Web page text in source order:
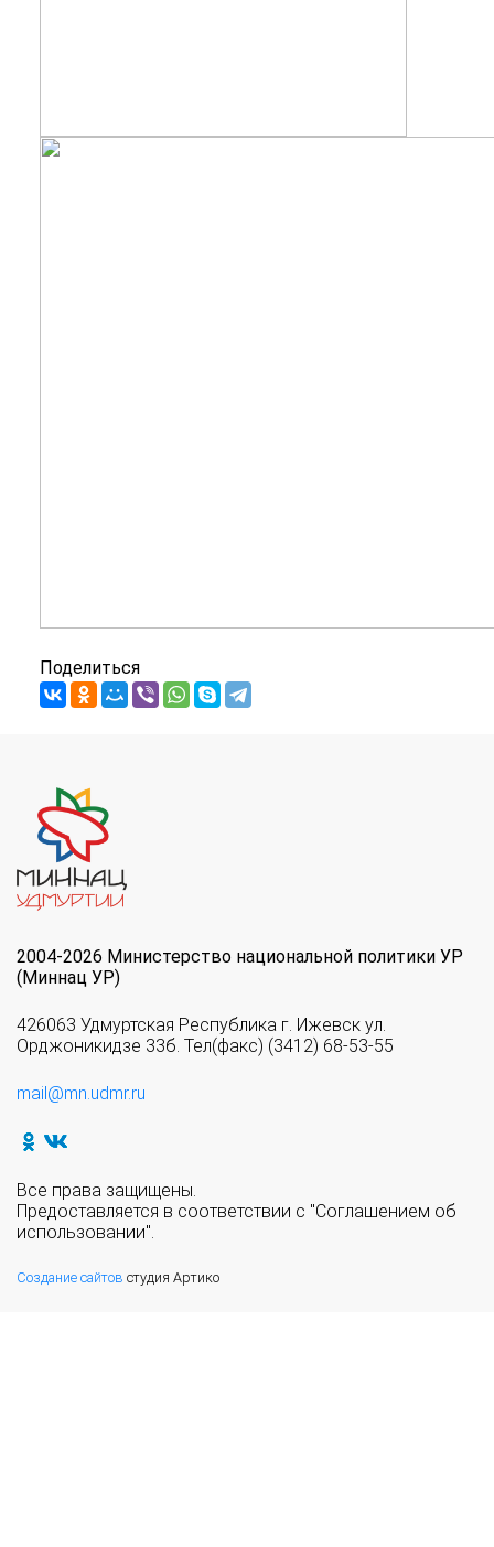
Поделиться
2004-2026 Министерство национальной политики УР
(Миннац УР)
426063 Удмуртская Республика г. Ижевск ул.
Орджоникидзе 33б. Тел(факс) (3412) 68-53-55
mail@mn.udmr.ru
Все права защищены.
Предоставляется в соответствии с "Соглашением об
использовании".
Создание сайтов студия Артико